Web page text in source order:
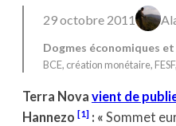
29 octobre 2011
Dogmes économiques
BCE, création monétaire, FESF,
Terra Nova vient de
Hannezo [1] : «Sommet